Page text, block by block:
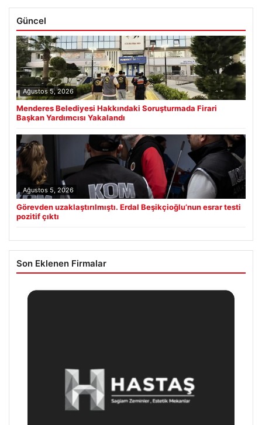
Güncel
Ağustos 5, 2026
Menderes Belediyesi Hakkındaki Soruşturmada Firari
Başkan Yardımcısı Yakalandı
Ağustos 5, 2026
Görevden uzaklaştırılmıştı. Erdal Beşikçioğlu’nun esrar testi
pozitif çıktı
Son Eklenen Firmalar